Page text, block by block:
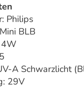
BLB
A Schwarzlicht
29V